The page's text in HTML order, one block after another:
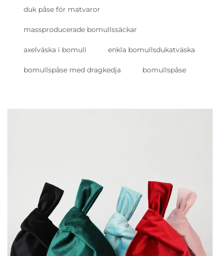
duk påse för matvaror
massproducerade bomullssäckar
axelväska i bomull enkla bomullsdukatväska
bomullspåse med dragkedja bomullspåse